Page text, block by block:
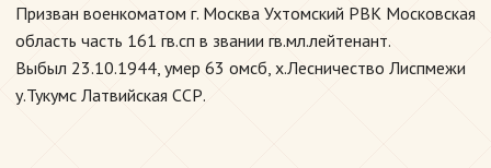
Призван военкоматом г. Москва Ухтомский РВК Московская
область часть 161 гв.сп в звании гв.мл.лейтенант.
Выбыл 23.10.1944, умер 63 омсб, х.Лесничество Лиспмежи
у.Тукумс Латвийская ССР.